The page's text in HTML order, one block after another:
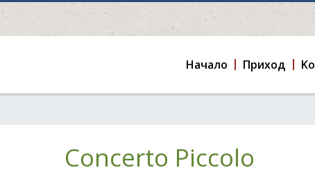
Hачало Приход
Concerto Piccolo